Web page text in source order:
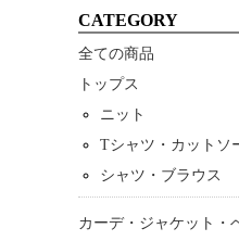
CATEGORY
全ての商品
トップス
ニット
Tシャツ・カットソ
シャツ・ブラウス
カーデ・ジャケット・